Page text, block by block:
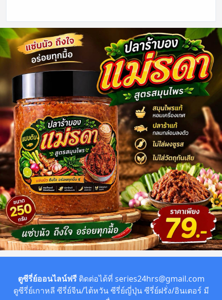
ตูซีรี่ย์ออนไลน์ฟรีติดต่อได้ที่ series24hrs@gmail.com
ดูซีรี่ย์เกาหลี ซีรี่ย์จีน/ไต้หวัน ซีรี่ย์ญี่ปุ่น ซีรี่ย์ฝรั่ง/อินเตอร์ มี